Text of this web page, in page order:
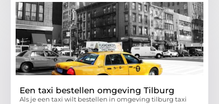
Een taxi bestellen omgeving Tilburg
Als je een taxi wilt bestellen in omgeving tilburg taxi